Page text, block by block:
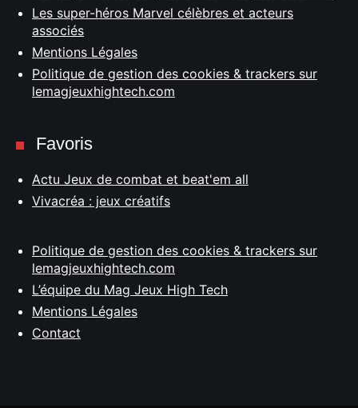
Les super-héros Marvel célèbres et acteurs
associés
Mentions Légales
Politique de gestion des cookies & trackers sur
lemagjeuxhightech.com
Favoris
Actu Jeux de combat et beat'em all
Vivacréa : jeux créatifs
Politique de gestion des cookies & trackers sur
lemagjeuxhightech.com
L’équipe du Mag Jeux High Tech
Mentions Légales
Contact